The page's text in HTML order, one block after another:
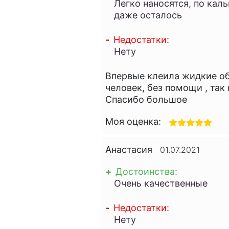
Легко наносятся, по
даже осталось
- Недостатки:
Нету
Впервые клеила жидкие
человек, без помощи , так
Спасибо большое
Моя оценка:
Анастасия 01.07.2021
+ Достоинства:
Очень качественные
- Недостатки:
Нету